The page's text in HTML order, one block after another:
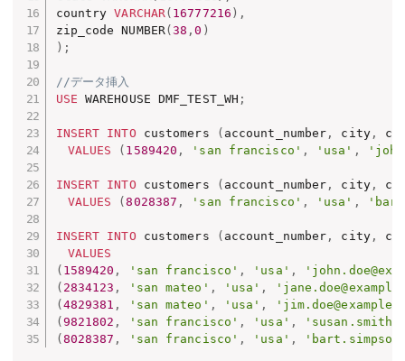
country VARCHAR( 16777216 ) ,
zip_code NUMBER(38 ,0 )
) ;
//データ挿入
USE WAREHOUSE DMF_TEST_WH ;
INSERT INTO customers ( account_number , city,
VALUES
( 1589420 , 'san francisco' , 'usa' ,
INSERT INTO customers ( account_number , city,
VALUES
(8028387 , 'san francisco' , 'usa' ,
INSERT INTO customers ( account_number , city,
VALUES
( 1589420 , 'san francisco' , 'usa' ,
( 2834123 , 'san mateo' , 'usa' ,
(4829381 , 'san mateo' , 'usa' ,
(9821802 , 'san francisco' , 'usa' ,
(8028387 , 'san francisco' , 'usa' ,